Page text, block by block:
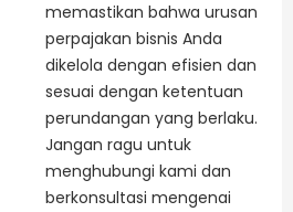
memastikan bahwa urusan
perpajakan bisnis Anda
dikelola dengan efisien dan
sesuai dengan ketentuan
perundangan yang berlaku.
Jangan ragu untuk
menghubungi kami dan
berkonsultasi mengenai